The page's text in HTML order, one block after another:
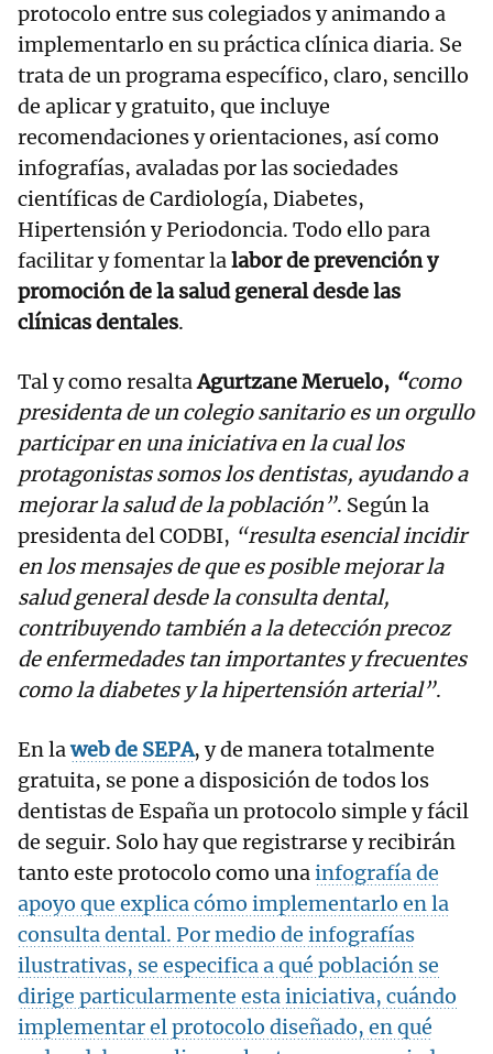
protocolo entre sus colegiados y animando a
implementarlo en su práctica clínica diaria. Se
trata de un programa específico, claro, sencillo
de aplicar y gratuito, que incluye
recomendaciones y orientaciones, así como
infografías, avaladas por las sociedades
científicas de Cardiología, Diabetes,
Hipertensión y Periodoncia. Todo ello para
facilitar y fomentar lalabor de prevención y
promoción de la salud general desde las
clínicas dentales.
Tal y como resaltaAgurtzane Meruelo, “como
presidenta de un colegio sanitario es un orgullo
participar en una iniciativa en la cual los
protagonistas somos los dentistas, ayudando a
mejorar la salud de la población”. Según la
presidenta del CODBI, “resulta esencial incidir
en los mensajes de que es posible mejorar la
salud general desde la consulta dental,
contribuyendo también a la detección precoz
de enfermedades tan importantes y frecuentes
como la diabetes y la hipertensión arterial”.
En laweb de SEPA, y de manera totalmente
gratuita, se pone a disposición de todos los
dentistas de España un protocolo simple y fácil
de seguir. Solo hay que registrarse y recibirán
tanto este protocolo como unainfografía de
apoyo que explica cómo implementarlo en la
consulta dental. Por medio de infografías
ilustrativas, se especifica a qué población se
dirige particularmente esta iniciativa, cuándo
implementar el protocolo diseñado, en qué